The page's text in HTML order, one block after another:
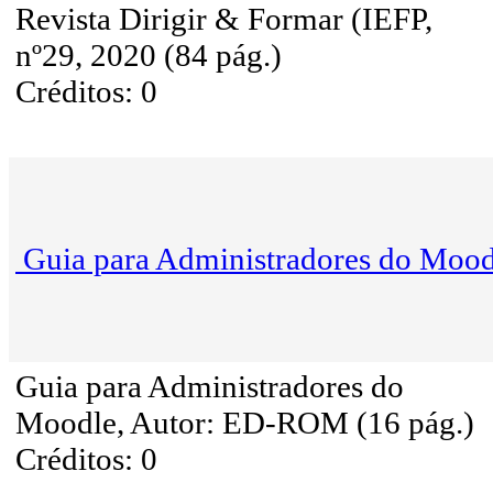
Revista Dirigir & Formar (IEFP,
nº29, 2020 (84 pág.)
Créditos: 0
Guia para Administradores do
Guia para Administradores do
Moodle, Autor: ED-ROM (16 pág.)
Créditos: 0